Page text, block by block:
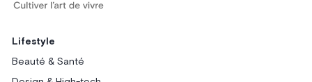
Lifestyle
Beauté & Santé